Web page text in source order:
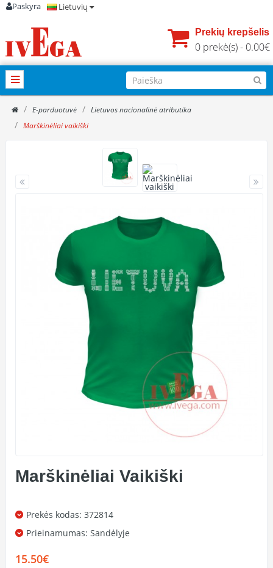
Paskyra Lietuvių
Prekių krepšelis
0 prekė(s) - 0.00€
E-parduotuvė
Lietuvos nacionalinė atributika
Marškinėliai vaikiški
Marškinėliai Vaikiški
Prekės kodas: 372814
Prieinamumas: Sandėlyje
15.50€